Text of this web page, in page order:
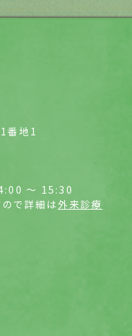
番地1
～ 15:30
で詳細は外来診療